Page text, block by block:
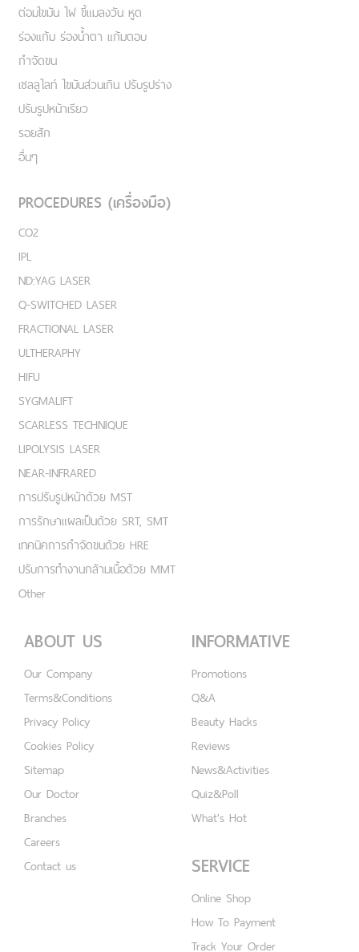
ต่อมไขมัน ไฝ ขี้แมลงวัน หูด
ร่องแก้ม ร่องน้ำตา แก้มตอบ
กำจัดขน
เชลลูไลท์ ไขมันส่วนเกิน ปรับรูปร่าง
ปรับรูปหน้าเรียว
รอยสัก
อื่นๆ
PROCEDURES (เครื่องมือ)
CO2
IPL
ND:YAG LASER
Q-SWITCHED LASER
FRACTIONAL LASER
ULTHERAPHY
HIFU
SYGMALIFT
SCARLESS TECHNIQUE
LIPOLYSIS LASER
NEAR-INFRARED
การปรับรูปหน้าด้วย MST
การรักษาแผลเป็นด้วย SRT, SMT
เทคนิคการกำจัดขนด้วย HRE
ปรับการทำงานกล้ามเนื้อด้วย MMT
Other
ABOUT US
Our Company
Terms&Conditions
Privacy Policy
Cookies Policy
Sitemap
Our Doctor
Branches
Careers
Contact us
INFORMATIVE
Promotions
Q&A
Beauty Hacks
Reviews
News&Activities
Quiz&Poll
What's Hot
SERVICE
Online Shop
How To Payment
Track Your Order